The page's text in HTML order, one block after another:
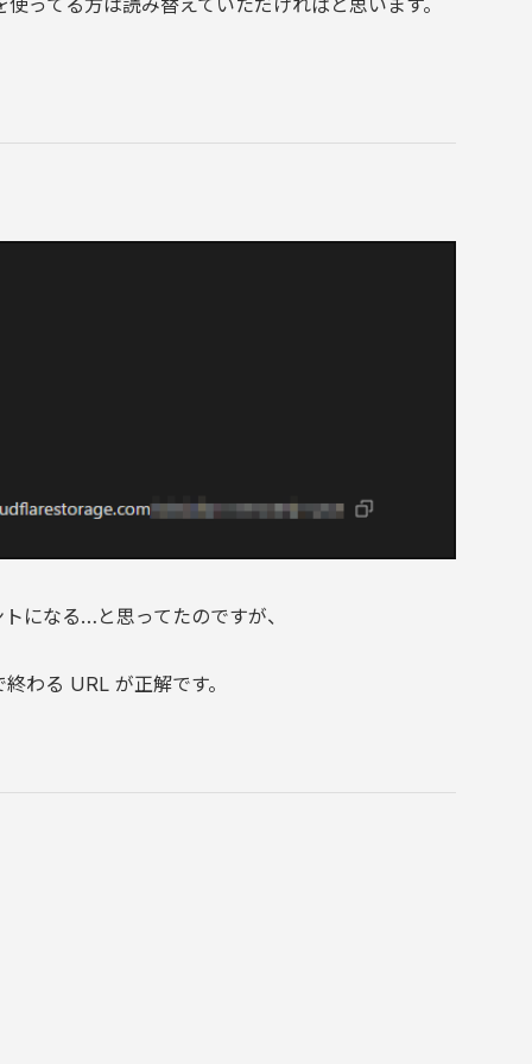
ってる方は読み替えていただければと思います。
になる…と思ってたのですが、
わる URL が正解です。